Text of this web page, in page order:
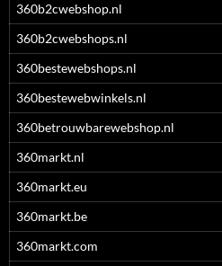
360b2cwebshop.nl
360b2cwebshops.nl
360bestewebshops.nl
360bestewebwinkels.nl
360betrouwbarewebshop.nl
360markt.nl
360markt.eu
360markt.be
360markt.com